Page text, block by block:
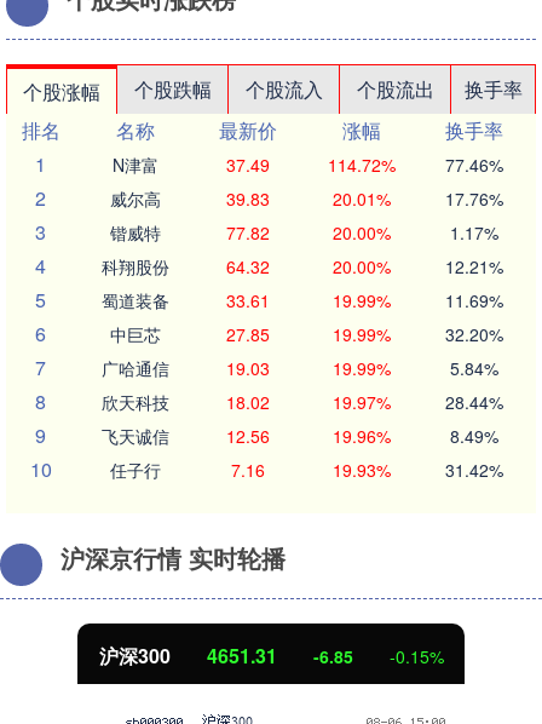
个股涨幅 个股跌幅 个股流入 个股流出
换手率
排名
名称 最新价 涨幅
换手率
1
N津富 37.49 114.72% 77.46%
2 威尔高 39.83 20.01% 17.76%
3 锴威特 77.82 20.00% 1.17%
4 科翔股份 64.32 20.00% 12.21%
5 蜀道装备 33.61 19.99% 11.69%
6 中巨芯 27.85 19.99% 32.20%
7 广哈通信 19.03 19.99% 5.84%
8 欣天科技 18.02 19.97% 28.44%
9 飞天诚信 12.56 19.96% 8.49%
10 任子行 7.16 19.93% 31.42%
沪深京行情 实时轮播
北证50 1122.88 3.42